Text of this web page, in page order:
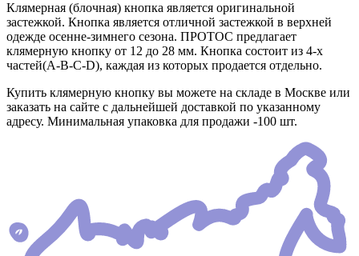
Клямерная (блочная) кнопка является оригинальной
застежкой. Кнопка является отличной застежкой в верхней
одежде осенне-зимнего сезона. ПРОТОС предлагает
клямерную кнопку от 12 до 28 мм. Кнопка состоит из 4-х
частей(А-В-С-D), каждая из которых продается отдельно.
Купить клямерную кнопку вы можете на складе в Москве или
заказать на сайте с дальнейшей доставкой по указанному
адресу. Минимальная упаковка для продажи -100 шт.